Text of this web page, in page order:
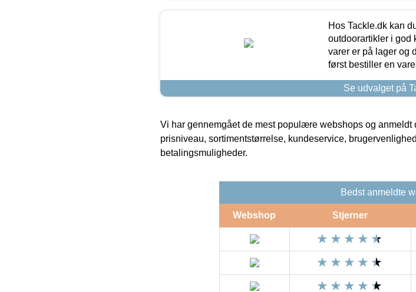
Hos Tackle.dk kan
outdoorartikler i god
varer er på lager og
først bestiller en
Se udvalget på
Vi har gennemgået de mest populære webshops og anmeldt
prisniveau, sortimentstørrelse, kundeservice,
betalingsmuligheder.
Bedst anmeldte
Webshop Stjerner